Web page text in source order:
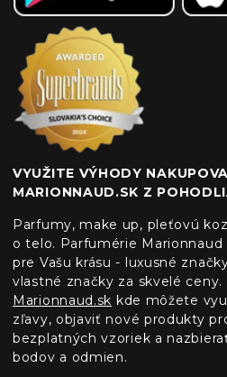
VYUŽITE VÝHODY
MARIONNAUD.SK Z
Parfumy, make up, pleťovú
o telo. Parfumérie
pre Vašu krásu - luxusné
vlastné značky za skvelé
Marionnaud.sk kde môžete
zľavy, objaviť nové produkty
bezplatných vzoriek a
bodov a odmien.